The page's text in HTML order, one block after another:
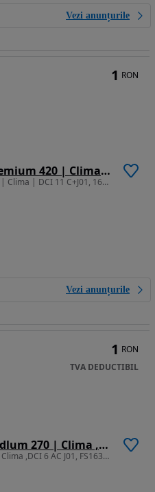
Vezi anunțurile
Pentru Piese, Renault Premium 420 | Clima | DCI 11 C+J01, 16S 151, For Parts
Pentru Piese, Renault Premium 420 | Clima | DCI 11 C+J01, 16S 151, For Parts
Vezi anunțurile
1 RON
Pentru Piese, Renault Midlum 270 | Clima ,DCI 6 AC J01, FS16309 AV, For Sale
Pentru Piese, Renault Midlum 270 | Clima ,DCI 6 AC J01, FS16309 AV, For Sale
1 RON
TVA DEDUCTIBIL